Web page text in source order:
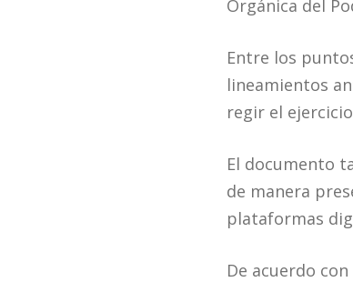
Orgánica del
Entre los
lineamientos
regir el
El documento
de manera
plataformas
De acuerdo